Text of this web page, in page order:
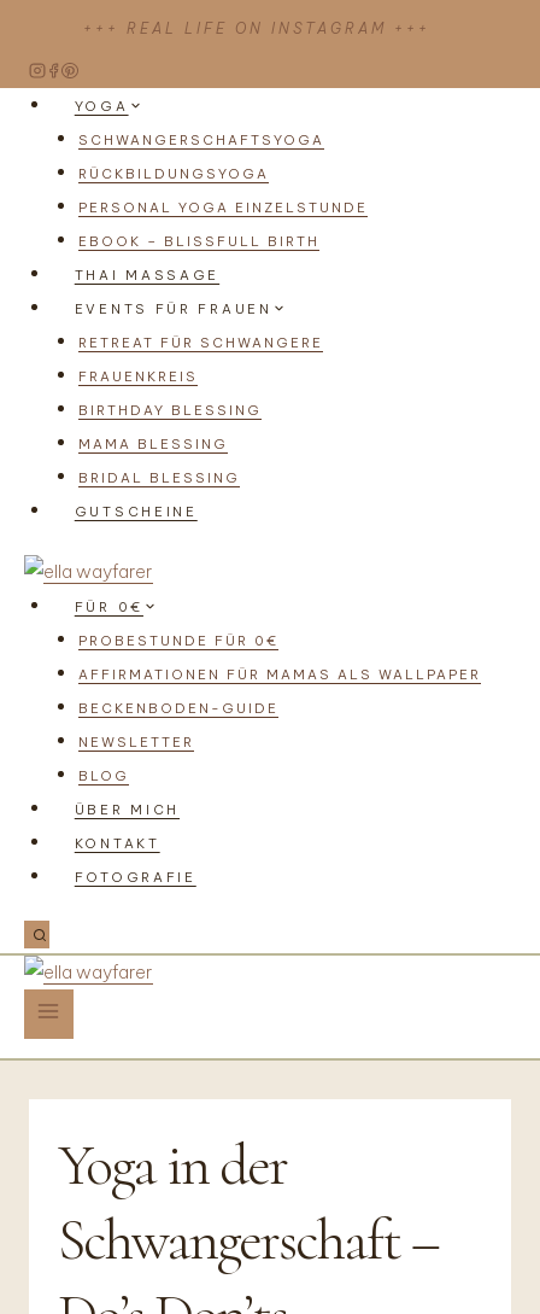
springen
+++ REAL LIFE ON INSTAGRAM +++
YOGA
SCHWANGERSCHAFTSYOGA
RÜCKBILDUNGSYOGA
PERSONAL YOGA EINZELSTUNDE
EBOOK – BLISSFULL BIRTH
THAI MASSAGE
EVENTS FÜR FRAUEN
RETREAT FÜR SCHWANGERE
FRAUENKREIS
BIRTHDAY BLESSING
MAMA BLESSING
BRIDAL BLESSING
GUTSCHEINE
FÜR 0€
PROBESTUNDE FÜR 0€
AFFIRMATIONEN FÜR MAMAS ALS WALLPAPER
BECKENBODEN-GUIDE
NEWSLETTER
BLOG
ÜBER MICH
KONTAKT
FOTOGRAFIE
Yoga in der
Schwangerschaft –